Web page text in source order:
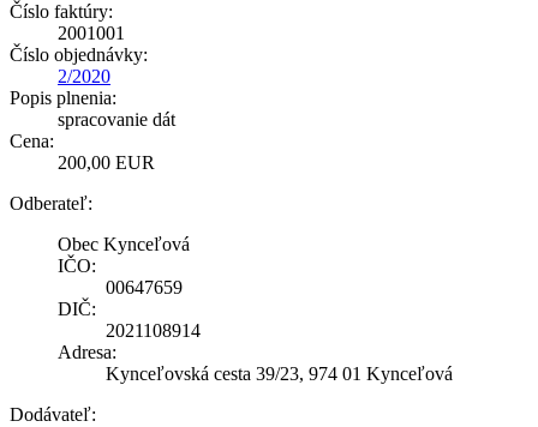
Číslo faktúry:
2001001
Číslo objednávky:
2/2020
Popis plnenia:
spracovanie dát
Cena:
200,00 EUR
Odberateľ:
Obec Kynceľová
IČO:
00647659
DIČ:
2021108914
Adresa:
Kynceľovská cesta 39/23, 974 01 Kynceľová
Dodávateľ: